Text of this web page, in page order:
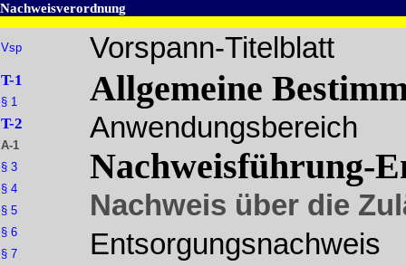
Nachweisverordnung
Vsp Vorspann-Titelblatt
T-1
§ 1
T-2
A-1
§ 3
§ 4
§ 5
§ 6
§ 7
Allgemeine
Anwendungsbereich
Nachweisführung-
Nachweis über die
Entsorgungsnachweis